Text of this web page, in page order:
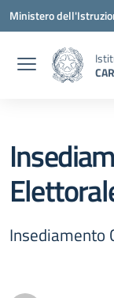
Vai ai contenuti
Vai al menu di
Vai al footer
Ministero
Insediamento